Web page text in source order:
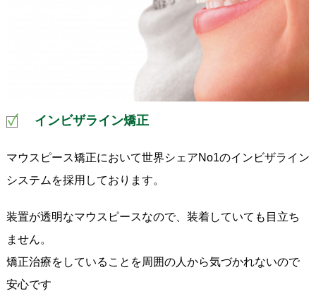
インビザライン矯正
マウスピース矯正において世界シェアNo1のインビザライン
システムを採用しております。
装置が透明なマウスピースなので、装着していても目立ち
ません。
矯正治療をしていることを周囲の人から気づかれないので
安心です